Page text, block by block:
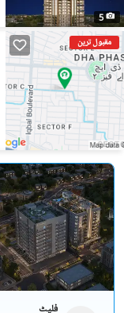
5
مقبول ترین
فلیٹ